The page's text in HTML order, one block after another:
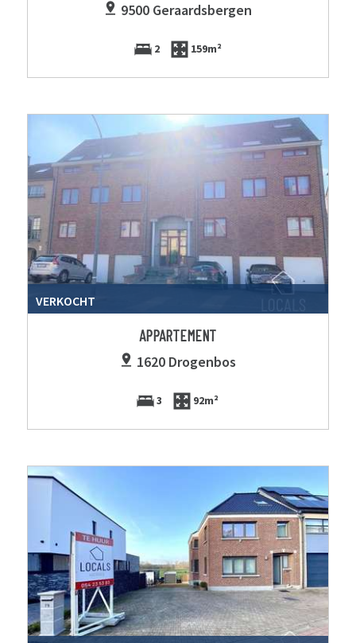
9500 Geraardsbergen
2 159m²
VERKOCHT
APPARTEMENT
1620 Drogenbos
3 92m²